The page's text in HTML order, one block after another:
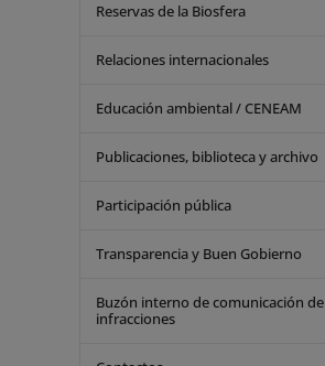
Reservas de la Biosfera
Relaciones internacionales
Educación ambiental / CENEAM
Publicaciones, biblioteca y archivo
Participación pública
Transparencia y Buen Gobierno
Buzón interno de comunicación de
infracciones